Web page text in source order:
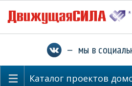
— мы в
Каталог проектов